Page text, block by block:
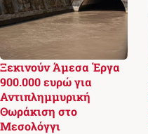
Ξεκινούν Άμεσα Έργα
900.000 ευρώ για
Αντιπλημμυρική
Θωράκιση στο
Μεσολόγγι